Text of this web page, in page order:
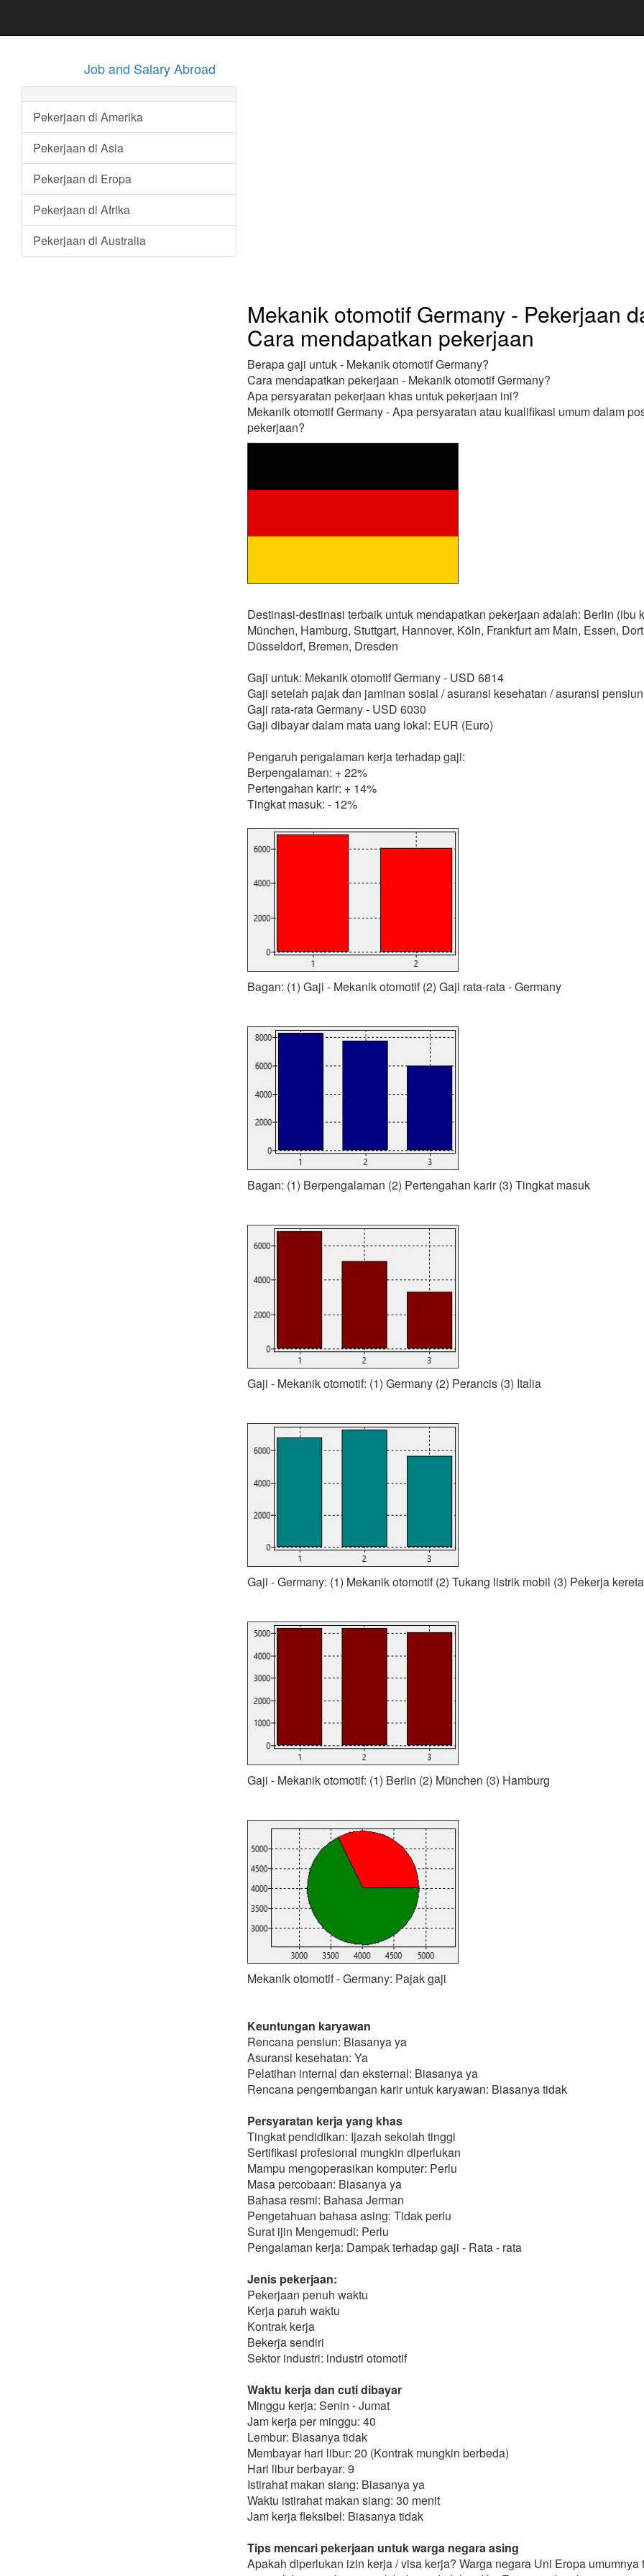
Job and Salary Abroad
Pekerjaan di Amerika
Pekerjaan di Asia
Pekerjaan di Eropa
Pekerjaan di Afrika
Pekerjaan di Australia
Mekanik otomotif Germany - Pekerjaan
Cara mendapatkan pekerjaan
Berapa gaji untuk - Mekanik otomotif Germany?
Cara mendapatkan pekerjaan - Mekanik otomotif Germany?
Apa persyaratan pekerjaan khas untuk pekerjaan ini?
Mekanik otomotif Germany - Apa persyaratan atau kualifikasi umum dalam
pekerjaan?
Destinasi-destinasi terbaik untuk mendapatkan pekerjaan adalah: Berlin (ibu
München, Hamburg, Stuttgart, Hannover, Köln, Frankfurt am Main, Essen,
Düsseldorf, Bremen, Dresden
Gaji untuk: Mekanik otomotif Germany - USD 6814
Gaji setelah pajak dan jaminan sosial / asuransi kesehatan / asuransi
Gaji rata-rata Germany - USD 6030
Gaji dibayar dalam mata uang lokal: EUR (Euro)
Pengaruh pengalaman kerja terhadap gaji:
Berpengalaman: + 22%
Pertengahan karir: + 14%
Tingkat masuk: - 12%
Bagan: (1) Gaji - Mekanik otomotif (2) Gaji rata-rata - Germany
Bagan: (1) Berpengalaman (2) Pertengahan karir (3) Tingkat masuk
Gaji - Mekanik otomotif: (1) Germany (2) Perancis (3) Italia
Gaji - Germany: (1) Mekanik otomotif (2) Tukang listrik mobil (3) Pekerja
Gaji - Mekanik otomotif: (1) Berlin (2) München (3) Hamburg
Mekanik otomotif - Germany: Pajak gaji
Keuntungan karyawan
Rencana pensiun: Biasanya ya
Asuransi kesehatan: Ya
Pelatihan internal dan eksternal: Biasanya ya
Rencana pengembangan karir untuk karyawan: Biasanya tidak
Persyaratan kerja yang khas
Tingkat pendidikan: Ijazah sekolah tinggi
Sertifikasi profesional mungkin diperlukan
Mampu mengoperasikan komputer: Perlu
Masa percobaan: Biasanya ya
Bahasa resmi: Bahasa Jerman
Pengetahuan bahasa asing: Tidak perlu
Surat ijin Mengemudi: Perlu
Pengalaman kerja: Dampak terhadap gaji - Rata - rata
Jenis pekerjaan:
Pekerjaan penuh waktu
Kerja paruh waktu
Kontrak kerja
Bekerja sendiri
Sektor industri: industri otomotif
Waktu kerja dan cuti dibayar
Minggu kerja: Senin - Jumat
Jam kerja per minggu: 40
Lembur: Biasanya tidak
Membayar hari libur: 20 (Kontrak mungkin berbeda)
Hari libur berbayar: 9
Istirahat makan siang: Biasanya ya
Waktu istirahat makan siang: 30 menit
Jam kerja fleksibel: Biasanya tidak
Tips mencari pekerjaan untuk warga negara asing
Apakah diperlukan izin kerja / visa kerja? Warga negara Uni Eropa umumnya